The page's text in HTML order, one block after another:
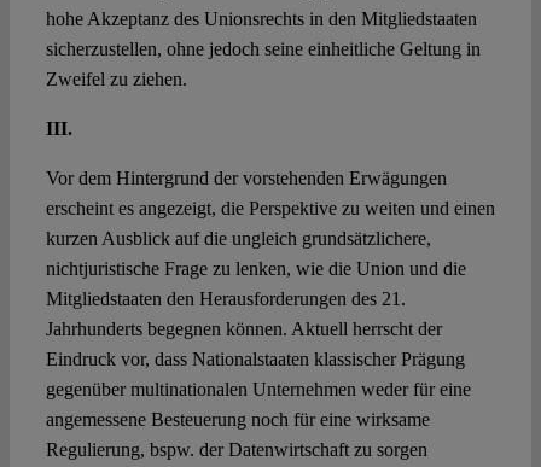
hohe Akzeptanz des Unionsrechts in den Mitgliedstaaten
sicherzustellen, ohne jedoch seine einheitliche Geltung in
Zweifel zu ziehen.
III.
Vor dem Hintergrund der vorstehenden Erwägungen
erscheint es angezeigt, die Perspektive zu weiten und einen
kurzen Ausblick auf die ungleich grundsätzlichere,
nichtjuristische Frage zu lenken, wie die Union und die
Mitgliedstaaten den Herausforderungen des 21.
Jahrhunderts begegnen können. Aktuell herrscht der
Eindruck vor, dass Nationalstaaten klassischer Prägung
gegenüber multinationalen Unternehmen weder für eine
angemessene Besteuerung noch für eine wirksame
Regulierung, bspw. der Datenwirtschaft zu sorgen